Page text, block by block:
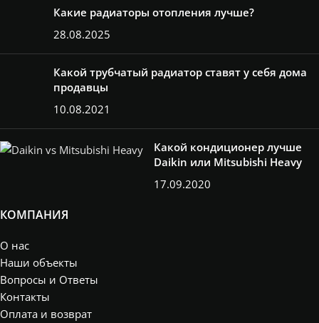
Какие радиаторы отопления лучше?
28.08.2025
Какой трубчатый радиатор ставят у себя дома
продавцы
10.08.2021
Какой кондиционер лучше
Daikin или Mitsubishi Heavy
17.09.2020
КОМПАНИЯ
О нас
Наши объекты
Вопросы и Ответы
Контакты
Оплата и возврат